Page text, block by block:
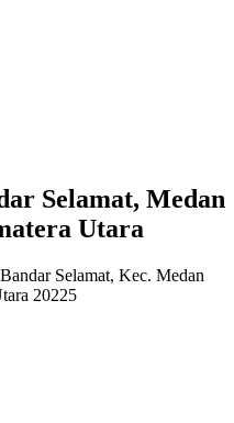
Selamat, Medan
Utara
Selamat, Kec. Medan
20225